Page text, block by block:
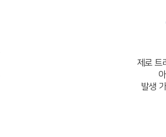
제로 트
발생